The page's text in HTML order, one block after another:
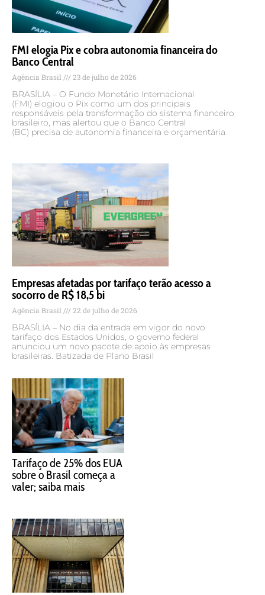
FMI elogia Pix e cobra autonomia financeira do
Banco Central
Agência Brasil 23 de julho de 2026
BRASÍLIA – O Fundo Monetário Internacional
(FMI) elogiou o Pix como um dos principais
responsáveis pela transformação do sistema financeiro
brasileiro, mas alertou que o Banco Central
(BC) precisa de autonomia financeira e orçamentária
Empresas afetadas por tarifaço terão acesso a
socorro de R$ 18,5 bi
Agência Brasil 22 de julho de 2026
BRASÍLIA – No dia da entrada em vigor do novo
tarifaço dos Estados Unidos, o governo federal
anunciou um novo pacote de apoio às empresas
brasileiras. Batizada de Plano Brasil
Tarifaço de 25% dos EUA
sobre o Brasil começa a
valer; saiba mais